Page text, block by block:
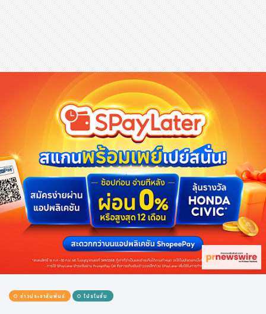
กีฬา
อาหาร, เครื่องดื่ม
ท่องเที่ยว
โรงแรม, ที่พัก
บ้าน, คอนโด, อสังหาฯ
โทรศัพท์มือถือ
เอไอ
การศึกษา
ศิลปะ, วัฒนธรรม
การเมือง
ธุรกิจ, สังคม
ข่าวประชาสัมพันธ์ โปรโมชั่น